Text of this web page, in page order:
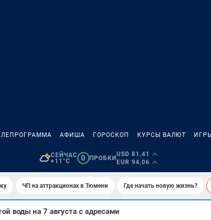
АФИША ГОРОСКОП КУРСЫ ВАЛЮТ
СЕЙЧАС
+11°C
0 ПРОБКИ
USD 81,41
EUR 94,06
ЧП на аттракционах в Тюмени Где начать новую жизнь?
воды на 7 августа с адресами